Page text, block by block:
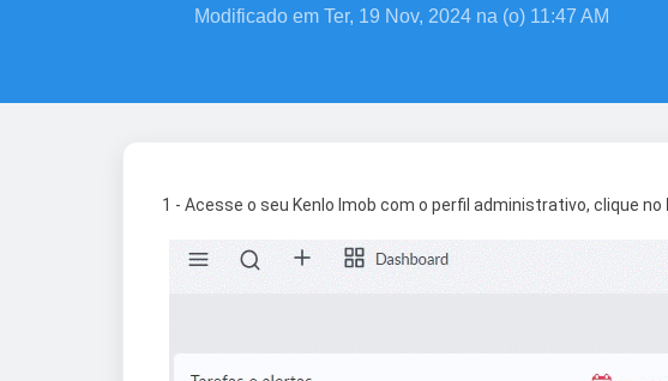
Modificado em Ter, 19 Nov, 2024 na (o) 11:47 AM
1 - Acesse o seu Kenlo Imob com o perfil administrativo, clique no